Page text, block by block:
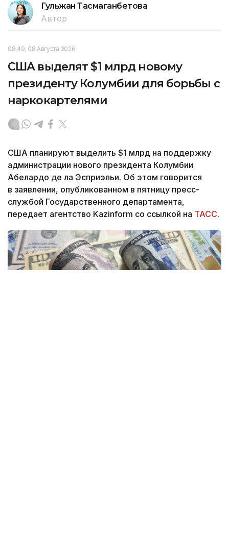
Гульжан Тасмаганбетова
Автор
08:49, 08 Августа 2026
США выделят $1 млрд новому
президенту Колумбии для борьбы с
наркокартелями
США планируют выделить $1 млрд на поддержку
администрации нового президента Колумбии
Абелардо де ла Эсприэльи. Об этом говорится
в заявлении, опубликованном в пятницу пресс-
службой Государственного департамента,
передает агентство Kazinform со ссылкой на ТАСС.